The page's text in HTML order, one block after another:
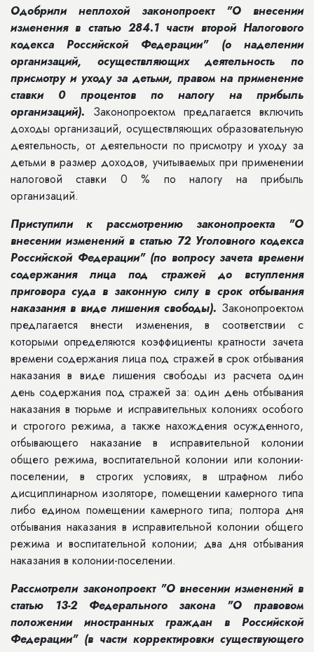
Одобрили неплохой законопроект "О внесении
изменения в статью 284.1 части второй Налогового
кодекса Российской Федерации" (о наделении
организаций, осуществляющих деятельность по
присмотру и уходу за детьми, правом на применение
ставки 0 процентов по налогу на прибыль
организаций). Законопроектом предлагается включить
доходы организаций, осуществляющих образовательную
деятельность, от деятельности по присмотру и уходу за
детьми в размер доходов, учитываемых при применении
налоговой ставки 0 % по налогу на прибыль
организаций.
Приступили к рассмотрению законопроекта "О
внесении изменений в статью 72 Уголовного кодекса
Российской Федерации" (по вопросу зачета времени
содержания лица под стражей до вступления
приговора суда в законную силу в срок отбывания
наказания в виде лишения свободы). Законопроектом
предлагается внести изменения, в соответствии с
которыми определяются коэффициенты кратности зачета
времени содержания лица под стражей в срок отбывания
наказания в виде лишения свободы из расчета один
день содержания под стражей за: один день отбывания
наказания в тюрьме и исправительных колониях особого
и строгого режима, а также нахождения осужденного,
отбывающего наказание в исправительной колонии
общего режима, воспитательной колонии или колонии-
поселении, в строгих условиях, в штрафном либо
дисциплинарном изоляторе, помещении камерного типа
либо едином помещении камерного типа; полтора дня
отбывания наказания в исправительной колонии общего
режима и воспитательной колонии; два дня отбывания
наказания в колонии-поселении.
Рассмотрели законопроект "О внесении изменений в
статью 13-2 Федерального закона "О правовом
положении иностранных граждан в Российской
Федерации" (в части корректировки существующего